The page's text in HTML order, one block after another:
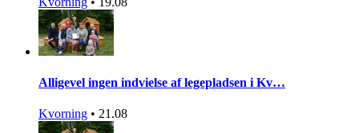
Alligevel ingen indvielse af legepladsen i Kv…
Kvorning • 21.08